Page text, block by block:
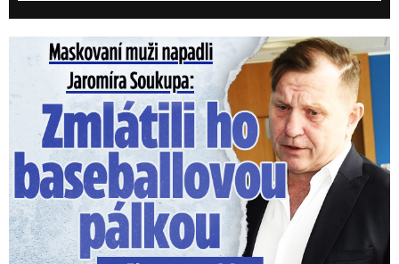
Maskovaní muži napadli Jaromíra Soukupa: Krvavá nakládačka